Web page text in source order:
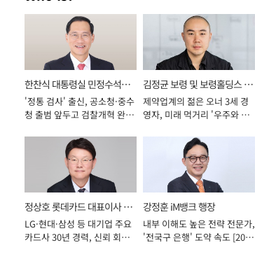
한찬식 대통령실 민정수석비
서관
'정통 검사' 출신, 공소청·중수
청 출범 앞두고 검찰개혁 완수
김정균 보령 및 보령홀딩스 대
표이사 사장
제약업계의 젊은 오너 3세 경
영자, 미래 먹거리 '우주와 헬
정상호 롯데카드 대표이사 사
장
LG·현대·삼성 등 대기업 주요
카드사 30년 경력, 신뢰 회복
강정훈 iM뱅크 행장
내부 이해도 높은 전략 전문가,
'전국구 은행' 도약 속도 [2026